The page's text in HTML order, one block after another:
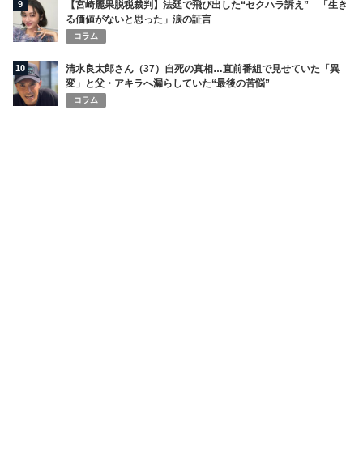
9
【宮崎麗果脱税裁判】法廷で飛び出した“セクハラ訴え” 「生き
る価値がないと思った」涙の証言
コラム
10
清水良太郎さん（37）自死の真相…直前番組で見せていた「異
変」と父・アキラへ漏らしていた“最後の苦悩”
コラム